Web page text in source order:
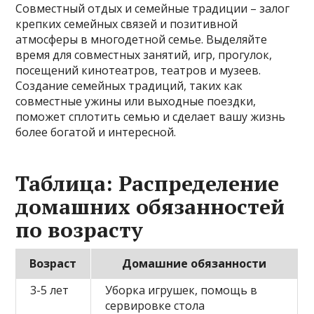
Совместный отдых и семейные традиции – залог
крепких семейных связей и позитивной
атмосферы в многодетной семье. Выделяйте
время для совместных занятий, игр, прогулок,
посещений кинотеатров, театров и музеев.
Создание семейных традиций, таких как
совместные ужины или выходные поездки,
поможет сплотить семью и сделает вашу жизнь
более богатой и интересной.
Таблица: Распределение
домашних обязанностей
по возрасту
Возраст
Домашние обязанности
3-5 лет
Уборка игрушек, помощь в
сервировке стола